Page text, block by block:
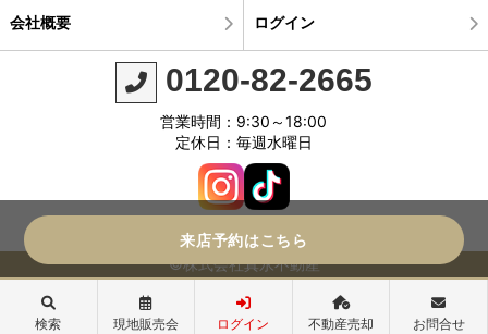
会社概要 ログイン
0120-82-2665
営業時間：9:30～18:00
定休日：毎週水曜日
©株式会社真永不動産
来店予約はこちら
検索 現地販売会 ログイン 不動産売却 お問合せ